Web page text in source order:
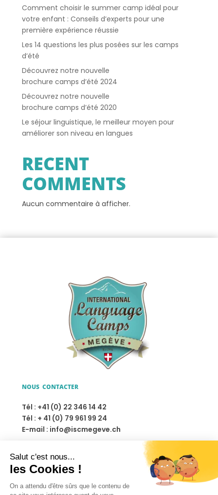
Comment choisir le summer camp idéal pour
votre enfant : Conseils d’experts pour une
première expérience réussie
Les 14 questions les plus posées sur les camps
d’été
Découvrez notre nouvelle
brochure camps d’été 2024
Découvrez notre nouvelle
brochure camps d’été 2020
Le séjour linguistique, le meilleur moyen pour
améliorer son niveau en langues
RECENT
COMMENTS
Aucun commentaire à afficher.
NOUS CONTACTER
Tél : +41 (0) 22 346 14 42
Tél : + 41 (0) 79 961 99 24
E-mail : info@iscmegeve.ch
NOS SÉJOURS